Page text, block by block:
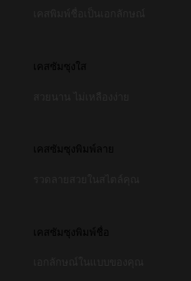
เคสซัมซุงใส
เคสซัมซุงพิมพ์ลาย
เคสซัมซุงพิมพ์ชื่อ